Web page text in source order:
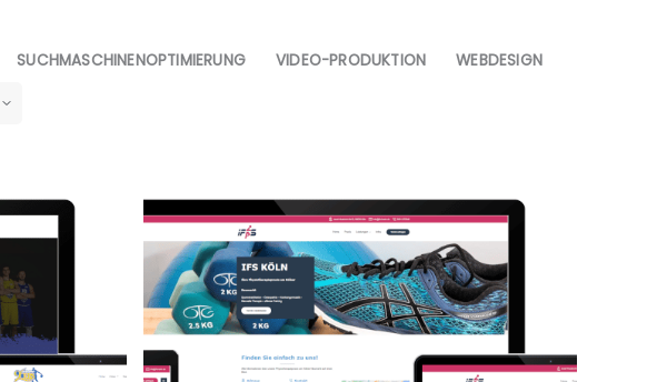
SUCHMASCHINENOPTIMIERUNG VIDEO-PRODUKTION WEBDESIGN